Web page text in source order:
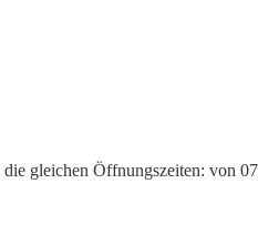
gleichen Öffnungszeiten: von